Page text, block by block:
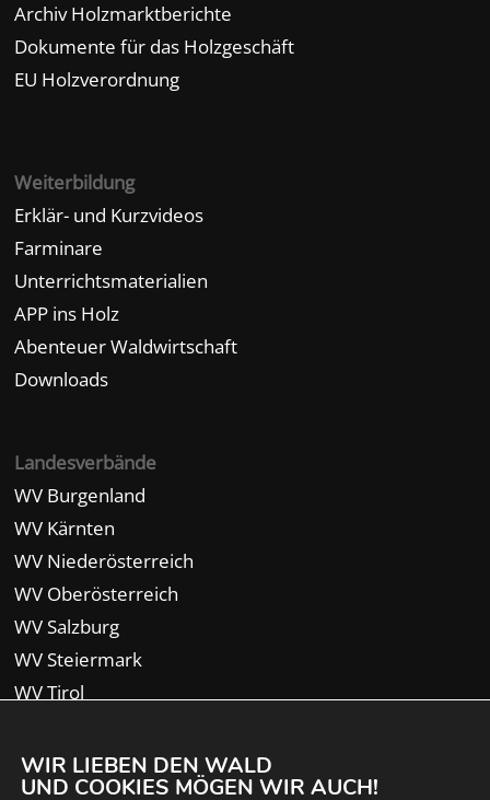
Archiv Holzmarktberichte
Dokumente für das Holzgeschäft
EU Holzverordnung
Weiterbildung
Erklär- und Kurzvideos
Farminare
Unterrichtsmaterialien
APP ins Holz
Abenteuer Waldwirtschaft
Downloads
Landesverbände
WV Burgenland
WV Kärnten
WV Niederösterreich
WV Oberösterreich
WV Salzburg
WV Steiermark
WV Tirol
WIR LIEBEN DEN WALD
UND COOKIES MÖGEN WIR AUCH!